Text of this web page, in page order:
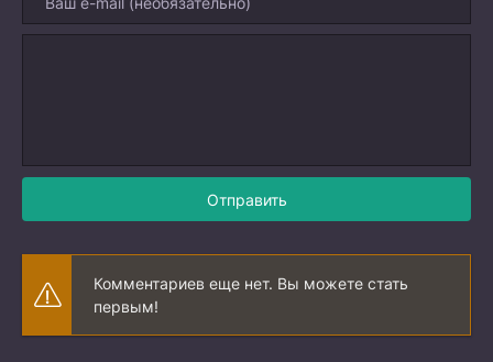
Отправить
Комментариев еще нет. Вы можете стать
первым!